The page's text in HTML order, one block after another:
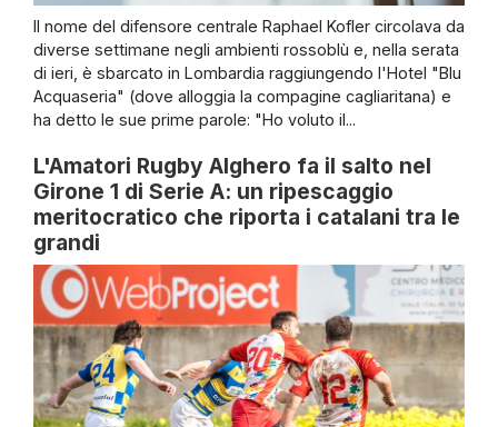
Il nome del difensore centrale Raphael Kofler circolava da
diverse settimane negli ambienti rossoblù e, nella serata
di ieri, è sbarcato in Lombardia raggiungendo l'Hotel "Blu
Acquaseria" (dove alloggia la compagine cagliaritana) e
ha detto le sue prime parole: "Ho voluto il...
L'Amatori Rugby Alghero fa il salto nel
Girone 1 di Serie A: un ripescaggio
meritocratico che riporta i catalani tra le
grandi